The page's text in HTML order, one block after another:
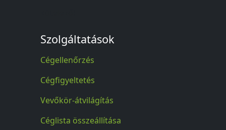
Szolgáltatások
Cégellenőrzés
Cégfigyeltetés
Vevőkör-átvilágítás
Céglista összeállítása